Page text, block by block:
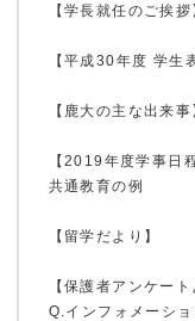
【学長就任のご挨拶
【平成30年度 学生
【鹿大の主な出来事
【2019年度学事日
共通教育の例
【留学だより】
【保護者アンケート
Q.インフォメーシ